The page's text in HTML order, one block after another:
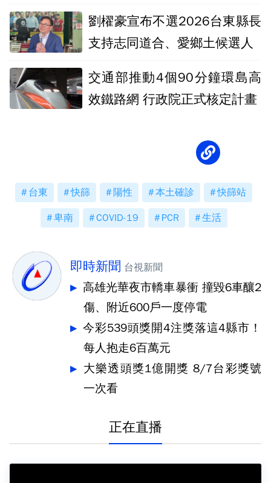
劉櫂豪宣布不選2026台東縣長
支持志同道合、愛鄉土候選人
交通部推動4個90分鐘環島高
效鐵路網 行政院正式核定計畫
台東 快篩 陽性 本土確診 快篩站
卑南 COVID-19 PCR 生活
即時新聞 台視新聞
高雄光華夜市轎車暴衝 撞毀6車釀2
傷、附近600戶一度停電
今彩539頭獎開4注獎落這4縣市！
每人抱走6百萬元
大樂透頭獎1億開獎 8/7台彩獎號
一次看
正在直播